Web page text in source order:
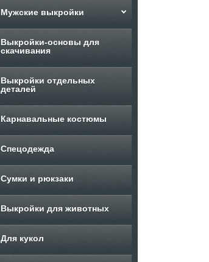
Мужские выкройки
Выкройки-основы для
скачивания
Выкройки отдельных
деталей
Карнавальные костюмы
Спецодежда
Сумки и рюкзаки
Выкройки для животных
Для кукол